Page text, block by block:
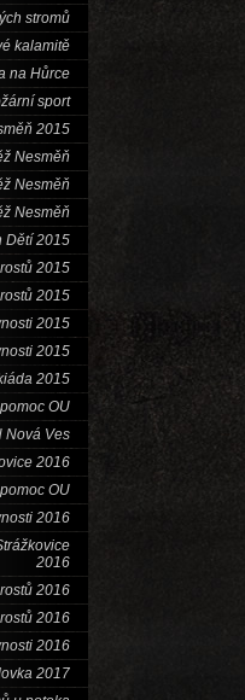
stromů
kalamitě
na Hůrce
sport
2015
Nesměň
Nesměň
Nesměň
Dětí 2015
2015
2015
2015
2015
2015
OU
Nová Ves
2016
OU
2016
2016
2016
2016
2016
2017